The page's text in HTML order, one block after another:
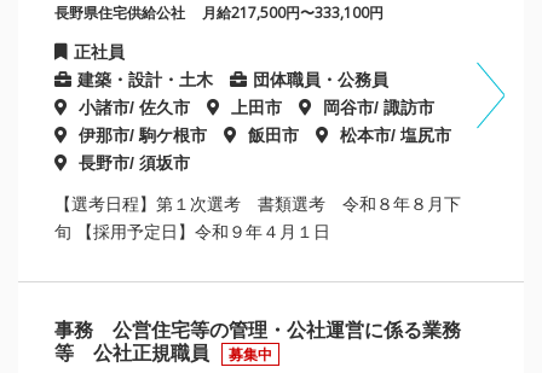
長野県住宅供給公社 月給217,500円〜333,100円
正社員
建築・設計・土木
団体職員・公務員
小諸市/ 佐久市
上田市
岡谷市/ 諏訪市
伊那市/ 駒ケ根市
飯田市
松本市/ 塩尻市
長野市/ 須坂市
【選考日程】第１次選考 書類選考 令和８年８月下
旬 【採用予定日】令和９年４月１日
事務 公営住宅等の管理・公社運営に係る業務
等 公社正規職員
募集中